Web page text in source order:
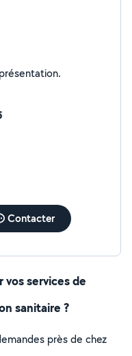
Je n'ai pas encore renseigné ma présentation.
Contacter
vos services de
sanitaire ?
près de chez